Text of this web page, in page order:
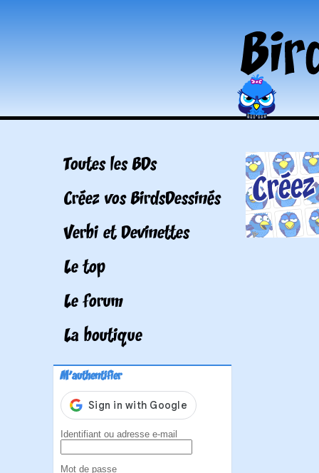
Toutes les BDs
Créez vos BirdsDessinés
Verbi et Devinettes
Le top
Le forum
La boutique
M'authentifier
Identifiant ou adresse e-mail
Mot de passe